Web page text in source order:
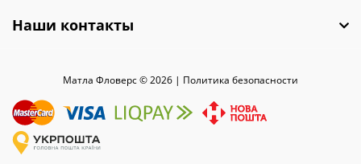
Наши контакты
Матла Фловерс © 2026 | Политика безопасности